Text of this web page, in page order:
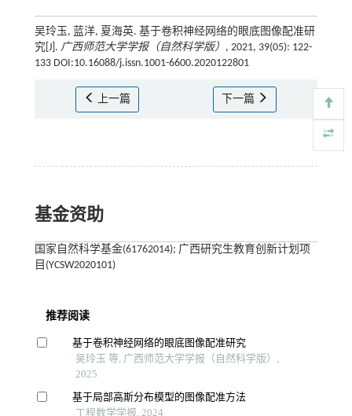
吴玲玉, 蓝洋, 夏海英. 基于卷积神经网络的眼底图像配准研
究[J]. 广西师范大学学报（自然科学版） , 2021, 39(05): 122-
133 DOI:10.16088/j.issn.1001-6600.2020122801
上一篇 下一篇
基金资助
国家自然科学基金(61762014); 广西研究生教育创新计划项
目(YCSW2020101)